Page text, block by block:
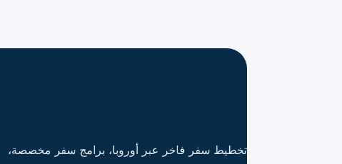
تخطيط سفر فاخر عبر أوروبا، برامج سفر مخصصة،